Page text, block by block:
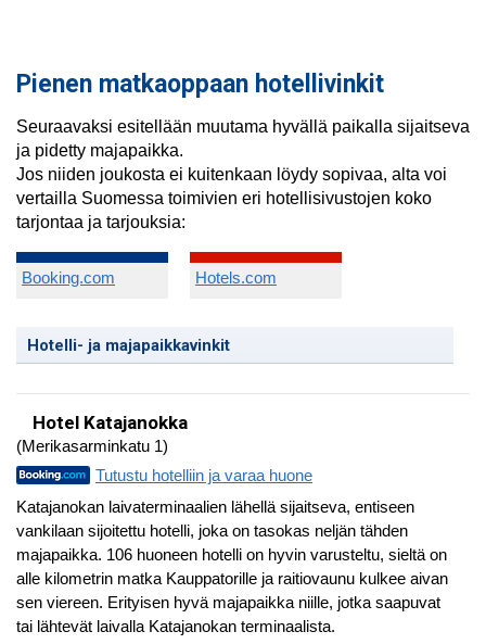
Pienen matkaoppaan hotellivinkit
Seuraavaksi esitellään muutama hyvällä paikalla sijaitseva
ja pidetty majapaikka.
Jos niiden joukosta ei kuitenkaan löydy sopivaa, alta voi
vertailla Suomessa toimivien eri hotellisivustojen koko
tarjontaa ja tarjouksia:
Booking.com Hotels.com
Hotelli- ja majapaikkavinkit
Hotel Katajanokka
(Merikasarminkatu 1)
Tutustu hotelliin ja varaa huone
Katajanokan laivaterminaalien lähellä sijaitseva, entiseen
vankilaan sijoitettu hotelli, joka on tasokas neljän tähden
majapaikka. 106 huoneen hotelli on hyvin varusteltu, sieltä on
alle kilometrin matka Kauppatorille ja raitiovaunu kulkee aivan
sen viereen. Erityisen hyvä majapaikka niille, jotka saapuvat
tai lähtevät laivalla Katajanokan terminaalista.